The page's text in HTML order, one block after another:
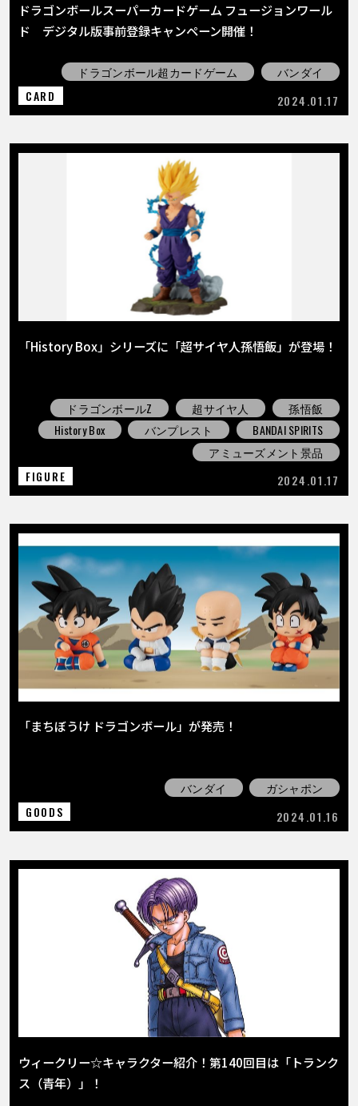
ドラゴンボールスーパーカードゲーム フュージョンワール
ド デジタル版事前登録キャンペーン開催！
ドラゴンボール超カードゲーム
バンダイ
CARD
2024.01.17
「History Box」シリーズに「超サイヤ人孫悟飯」が登場！
ドラゴンボールZ 超サイヤ人
孫悟飯
History Box
バンプレスト
BANDAI SPIRITS
アミューズメント景品
FIGURE
2024.01.17
「まちぼうけ ドラゴンボール」が発売！
バンダイ
ガシャポン
GOODS
2024.01.16
ウィークリー☆キャラクター紹介！第140回目は「トランク
ス（青年）」！